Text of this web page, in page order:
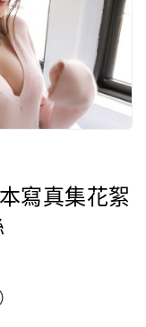
寫真集花絮